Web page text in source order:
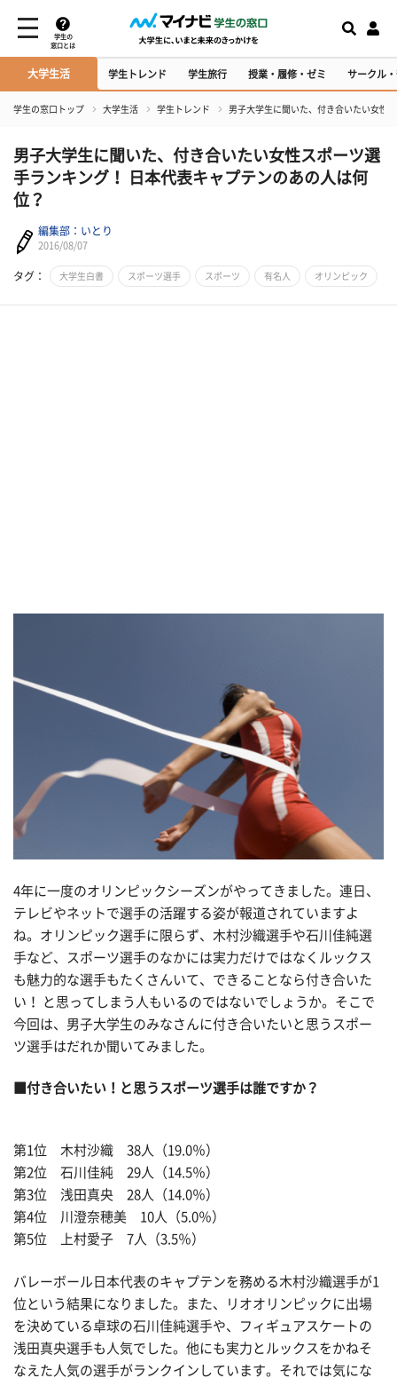
学生の
窓口とは
大学生活 学生トレンド 学生旅行 授業・履修・ゼミ サークル
学生の窓口トップ 大学生活 学生トレンド 男子大学生に聞いた、付き合いたい女性
男子大学生に聞いた、付き合いたい女性スポーツ選
手ランキング！ 日本代表キャプテンのあの人は何
位？
編集部：いとり
2016/08/07
タグ： 大学生白書 スポーツ選手 スポーツ 有名人 オリンピック
4年に一度のオリンピックシーズンがやってきました。連日、
テレビやネットで選手の活躍する姿が報道されていますよ
ね。オリンピック選手に限らず、木村沙織選手や石川佳純選
手など、スポーツ選手のなかには実力だけではなくルックス
も魅力的な選手もたくさんいて、できることなら付き合いた
い！ と思ってしまう人もいるのではないでしょうか。そこで
今回は、男子大学生のみなさんに付き合いたいと思うスポー
ツ選手はだれか聞いてみました。
■付き合いたい！と思うスポーツ選手は誰ですか？
第1位 木村沙織 38人（19.0％）
第2位 石川佳純 29人（14.5％）
第3位 浅田真央 28人（14.0％）
第4位 川澄奈穂美 10人（5.0％）
第5位 上村愛子 7人（3.5％）
バレーボール日本代表のキャプテンを務める木村沙織選手が1
位という結果になりました。また、リオオリンピックに出場
を決めている卓球の石川佳純選手や、フィギュアスケートの
浅田真央選手も人気でした。他にも実力とルックスをかねそ
なえた人気の選手がランクインしています。それでは気にな